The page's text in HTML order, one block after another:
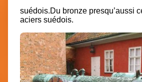
suédois.Du bronze presqu’aussi
aciers suédois.